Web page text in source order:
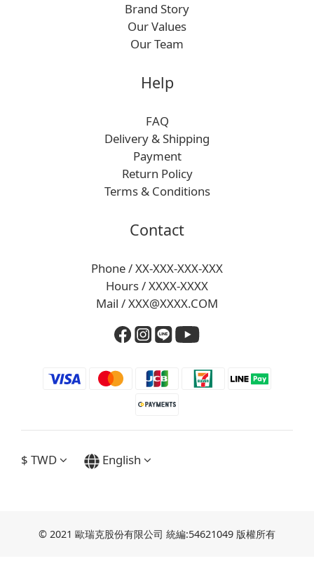
Brand Story
Our Values
Our Team
Help
FAQ
Delivery & Shipping
Payment
Return Policy
Terms & Conditions
Contact
Phone / XX-XXX-XXX-XXX
Hours / XXXX-XXXX
Mail / XXX@XXXX.COM
$ TWD English
© 2021 歐瑞克股份有限公司 統編:54621049 版權所有